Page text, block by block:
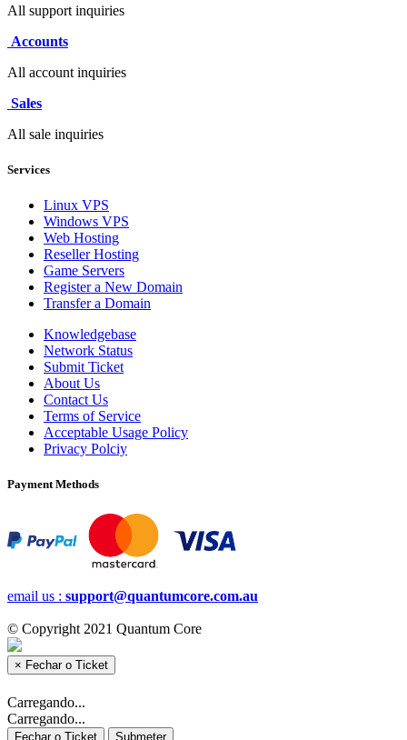
All support inquiries
Accounts
All account inquiries
Sales
All sale inquiries
Services
Linux VPS
Windows VPS
Web Hosting
Reseller Hosting
Game Servers
Register a New Domain
Transfer a Domain
Knowledgebase
Network Status
Submit Ticket
About Us
Contact Us
Terms of Service
Acceptable Usage Policy
Privacy Polciy
Payment Methods
email us : support@quantumcore.com.au
© Copyright 2021 Quantum Core
× Fechar o Ticket
Carregando...
Carregando...
Fechar o Ticket Submeter